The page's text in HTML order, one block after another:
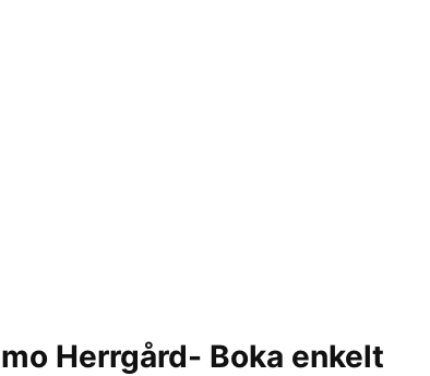
Herrgård- Boka enkelt